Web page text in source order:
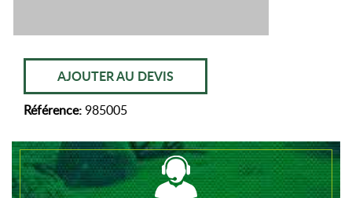
AJOUTER AU DEVIS
Référence:985005